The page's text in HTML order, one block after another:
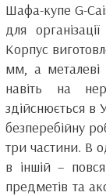
Шафа-купе G-
для
Корпус
мм, а металеві
навіть на
здійснюється в
безперебійну
три частини. В
в іншій –
предметів та